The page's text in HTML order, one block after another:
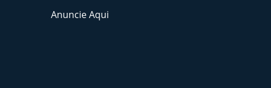
Anuncie Aqui